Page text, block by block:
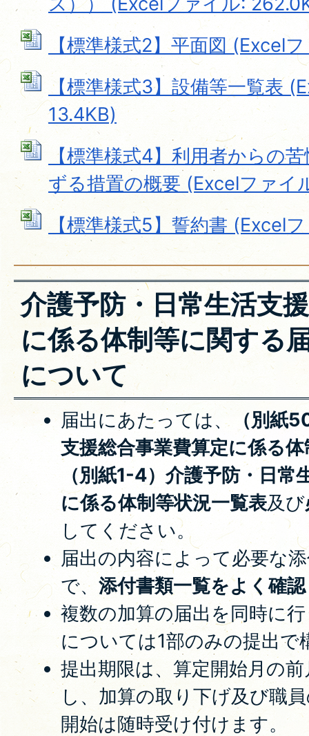
【標準様式2】平面図 (Excel
【標準様式3】設備等一覧表
13.4KB)
【標準様式4】利用者からの
ずる措置の概要 (Excelファイ
【標準様式5】誓約書 (Excel
介護予防・日常生活支
に係る体制等に関する
について
届出にあたっては、
（別紙
支援総合事業費算定に係る
（別紙1-4）介護予防・日常
に係る体制等状況一覧表及び
してください。
届出の内容によって必要な
で、添付書類一覧をよく確
複数の加算の届出を同時に
については1部のみの提出で
提出期限は、算定開始月の
し、加算の取り下げ及び職
開始は随時受け付けます。